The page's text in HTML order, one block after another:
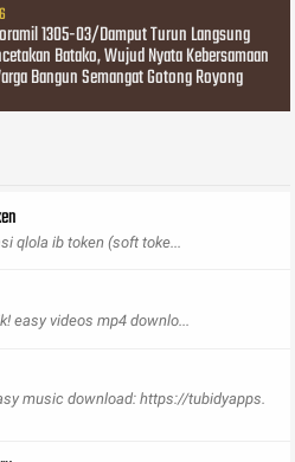
1305-03/Damput Turun Langsung
Batako, Wujud Nyata Kebersamaan
Bangun Semangat Gotong Royong
qlola ib token (soft toke...
easy videos mp4 downlo...
music download: https://tubidyapps.